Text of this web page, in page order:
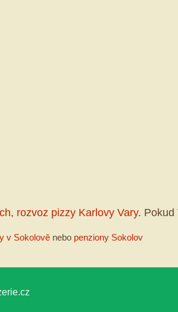
, rozvoz pizzy Karlovy Vary. Pokud
v Sokolově nebo penziony Sokolov